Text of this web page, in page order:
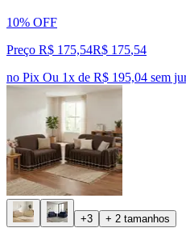
10% OFF
Preço R$ 175,54R$ 175,54
no Pix Ou 1x de R$ 195,04 sem
+3 + 2 tamanhos